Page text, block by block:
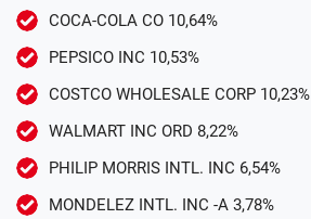
COCA-COLA CO 10,64%
PEPSICO INC 10,53%
COSTCO WHOLESALE CORP 10,23%
WALMART INC ORD 8,22%
PHILIP MORRIS INTL. INC 6,54%
MONDELEZ INTL. INC -A 3,78%